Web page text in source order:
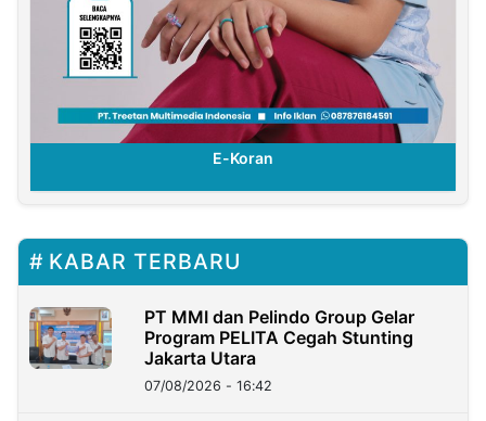
E-Koran
KABAR TERBARU
PT MMI dan Pelindo Group Gelar
Program PELITA Cegah Stunting
Jakarta Utara
07/08/2026 - 16:42